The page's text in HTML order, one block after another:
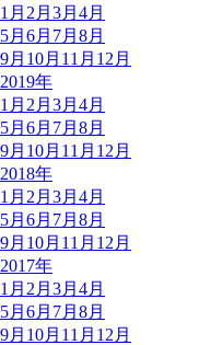
1月 2月 3月 4月
5月 6月 7月 8月
9月 10月 11月 12月
2019年
1月 2月 3月 4月
5月 6月 7月 8月
9月 10月 11月 12月
2018年
1月 2月 3月 4月
5月 6月 7月 8月
9月 10月 11月 12月
2017年
1月 2月 3月 4月
5月 6月 7月 8月
9月 10月 11月 12月